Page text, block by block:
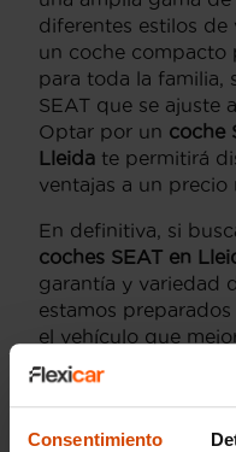
Consentimiento
diferentes estilos de
un coche compacto
para toda la familia,
SEAT que se ajuste
Optar por un coche
Lleida te permitirá
ventajas a un precio
En definitiva, si
coches SEAT en
garantía y variedad
estamos
el vehículo que
conocernos y
ofrecemos en